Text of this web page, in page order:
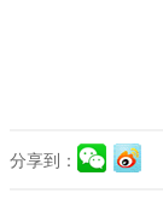
分享到：